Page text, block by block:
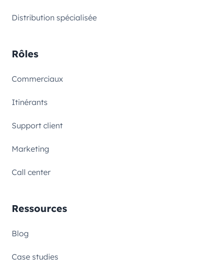
Distribution spécialisée
Rôles
Commerciaux
Itinérants
Support client
Marketing
Call center
Ressources
Blog
Case studies